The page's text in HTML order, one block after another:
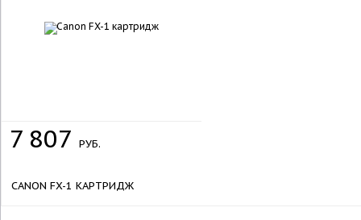
7 807 РУБ.
CANON FX-1 КАРТРИДЖ